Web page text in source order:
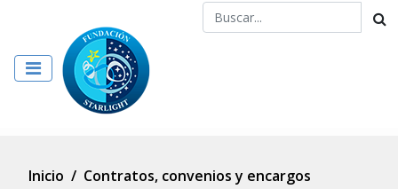
Inicio / Contratos, convenios y encargos